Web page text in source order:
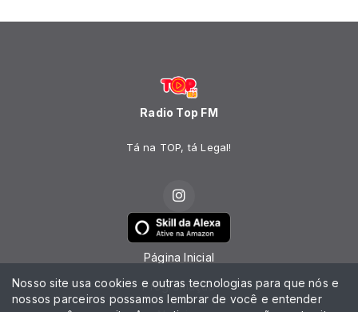
Radio Top FM
Tá na TOP, tá Legal!
Página Inicial
Programação
Nosso site usa cookies e outras tecnologias para que nós e
nossos parceiros possamos lembrar de você e entender